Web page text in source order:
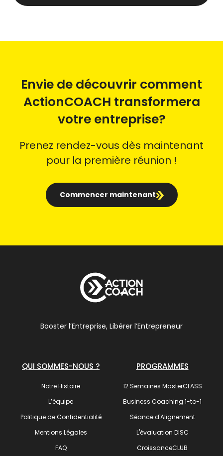
Envie de découvrir comment
ActionCOACH transformera
votre entreprise?
Prenez rendez-vous dès maintenant
pour la première réunion !
Commencer maintenant
Booster l’Entreprise, Libérer l’Entrepreneur
QUI SOMMES-NOUS ?
Notre Histoire
L’équipe
Politique de Confidentialité
Mentions Légales
FAQ
PROGRAMMES
12 Semaines MasterCLASS
Business Coaching 1-to-1
Séance d'Alignement
L'évaluation DISC
CroissanceCLUB